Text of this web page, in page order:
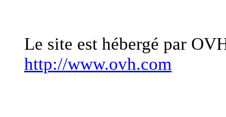
Le site est hébergé par
http://www.ovh.com